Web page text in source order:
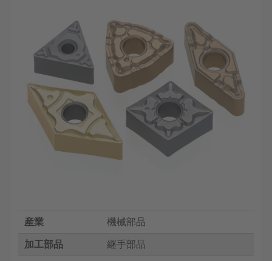
産業
機械部品
加工部品
継手部品